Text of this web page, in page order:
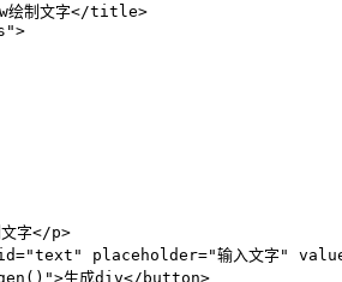
绘制文字</title>
字</p>
placeholder="输入文字"
生成div</button>